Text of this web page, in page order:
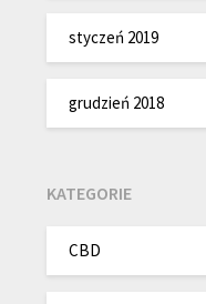
styczeń 2019
grudzień 2018
KATEGORIE
CBD